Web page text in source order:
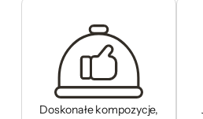
Doskonałe kompozycje,